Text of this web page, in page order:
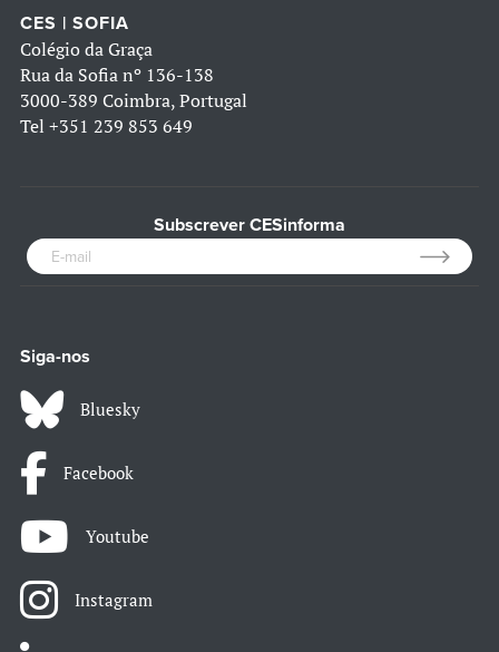
CES | SOFIA
Colégio da Graça
Rua da Sofia nº 136-138
3000-389 Coimbra, Portugal
Tel +351 239 853 649
Subscrever CESinforma
Siga-nos
Bluesky
Facebook
Youtube
Instagram